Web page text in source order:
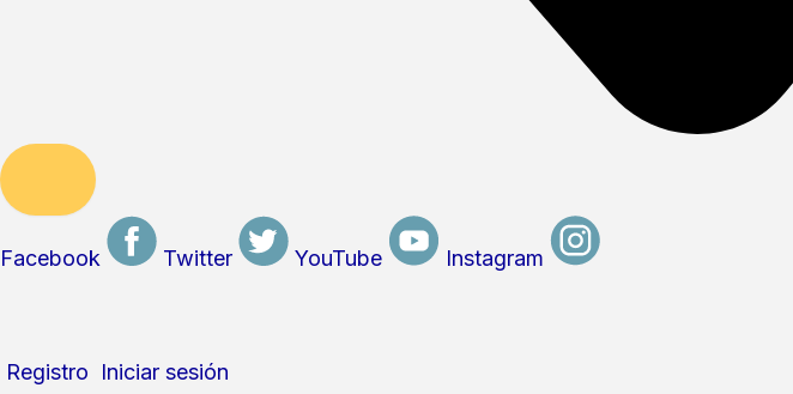
Facebook Twitter YouTube Instagram
Registro
Iniciar sesión